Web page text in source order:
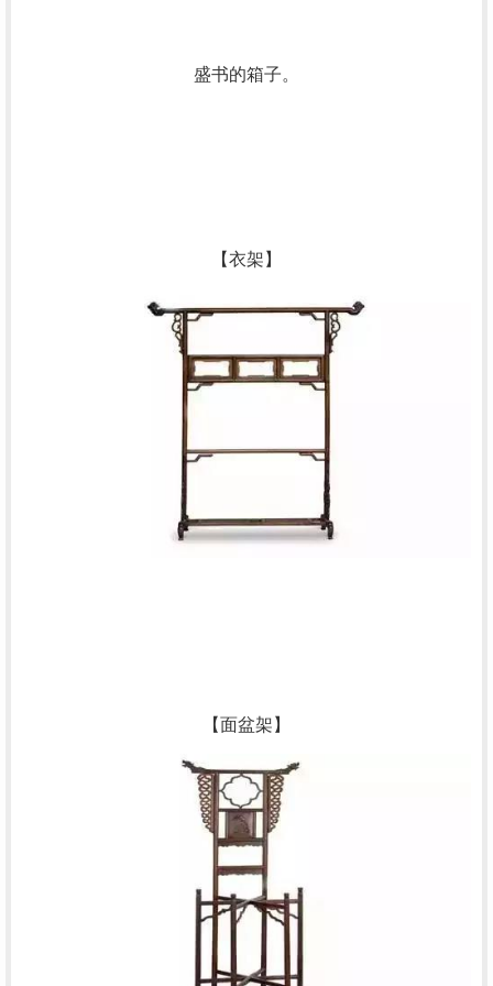
盛书的箱子。
【衣架】
【面盆架】